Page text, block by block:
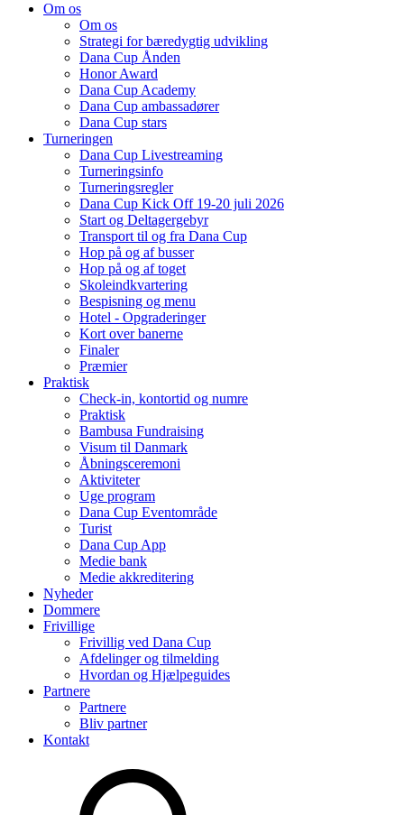
Om os
Om os
Strategi for bæredygtig udvikling
Dana Cup Ånden
Honor Award
Dana Cup Academy
Dana Cup ambassadører
Dana Cup stars
Turneringen
Dana Cup Livestreaming
Turneringsinfo
Turneringsregler
Dana Cup Kick Off 19-20 juli 2026
Start og Deltagergebyr
Transport til og fra Dana Cup
Hop på og af busser
Hop på og af toget
Skoleindkvartering
Bespisning og menu
Hotel - Opgraderinger
Kort over banerne
Finaler
Præmier
Praktisk
Check-in, kontortid og numre
Praktisk
Bambusa Fundraising
Visum til Danmark
Åbningsceremoni
Aktiviteter
Uge program
Dana Cup Eventområde
Turist
Dana Cup App
Medie bank
Medie akkreditering
Nyheder
Dommere
Frivillige
Frivillig ved Dana Cup
Afdelinger og tilmelding
Hvordan og Hjælpeguides
Partnere
Partnere
Bliv partner
Kontakt